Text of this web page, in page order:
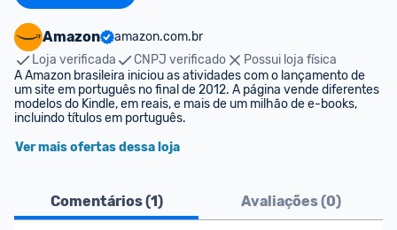
Amazon
amazon.com.br
Loja verificada
CNPJ verificado
Possui loja física
A Amazon brasileira iniciou as atividades com o lançamento de
um site em português no final de 2012. A página vende diferentes
modelos do Kindle, em reais, e mais de um milhão de e-books,
incluindo títulos em português.
Ver mais ofertas dessa loja
Comentários (1) Avaliações (0)